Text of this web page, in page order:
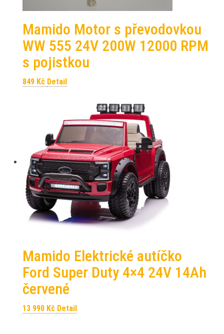
Mamido Motor s převodovkou
WW 555 24V 200W 12000 RPM
s pojistkou
849 Kč Detail
Mamido Elektrické autíčko
Ford Super Duty 4×4 24V 14Ah
červené
13 990 Kč Detail